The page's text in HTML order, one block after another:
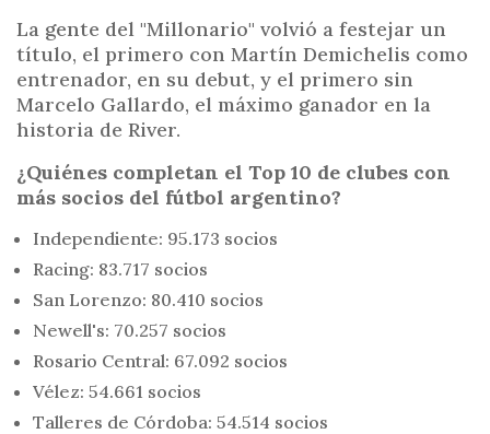
La gente del "Millonario" volvió a festejar un
título, el primero con Martín Demichelis como
entrenador, en su debut, y el primero sin
Marcelo Gallardo, el máximo ganador en la
historia de River.
¿Quiénes completan el Top 10 de clubes con
más socios del fútbol argentino?
Independiente: 95.173 socios
Racing: 83.717 socios
San Lorenzo: 80.410 socios
Newell's: 70.257 socios
Rosario Central: 67.092 socios
Vélez: 54.661 socios
Talleres de Córdoba: 54.514 socios